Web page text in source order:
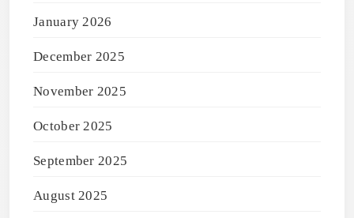
January 2026
December 2025
November 2025
October 2025
September 2025
August 2025